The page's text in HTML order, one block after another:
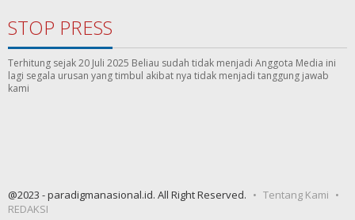
STOP PRESS
Terhitung sejak 20 Juli 2025 Beliau sudah tidak menjadi Anggota Media ini
lagi segala urusan yang timbul akibat nya tidak menjadi tanggung jawab
kami
@2023 - paradigmanasional.id. All Right Reserved.
Tentang Kami
REDAKSI